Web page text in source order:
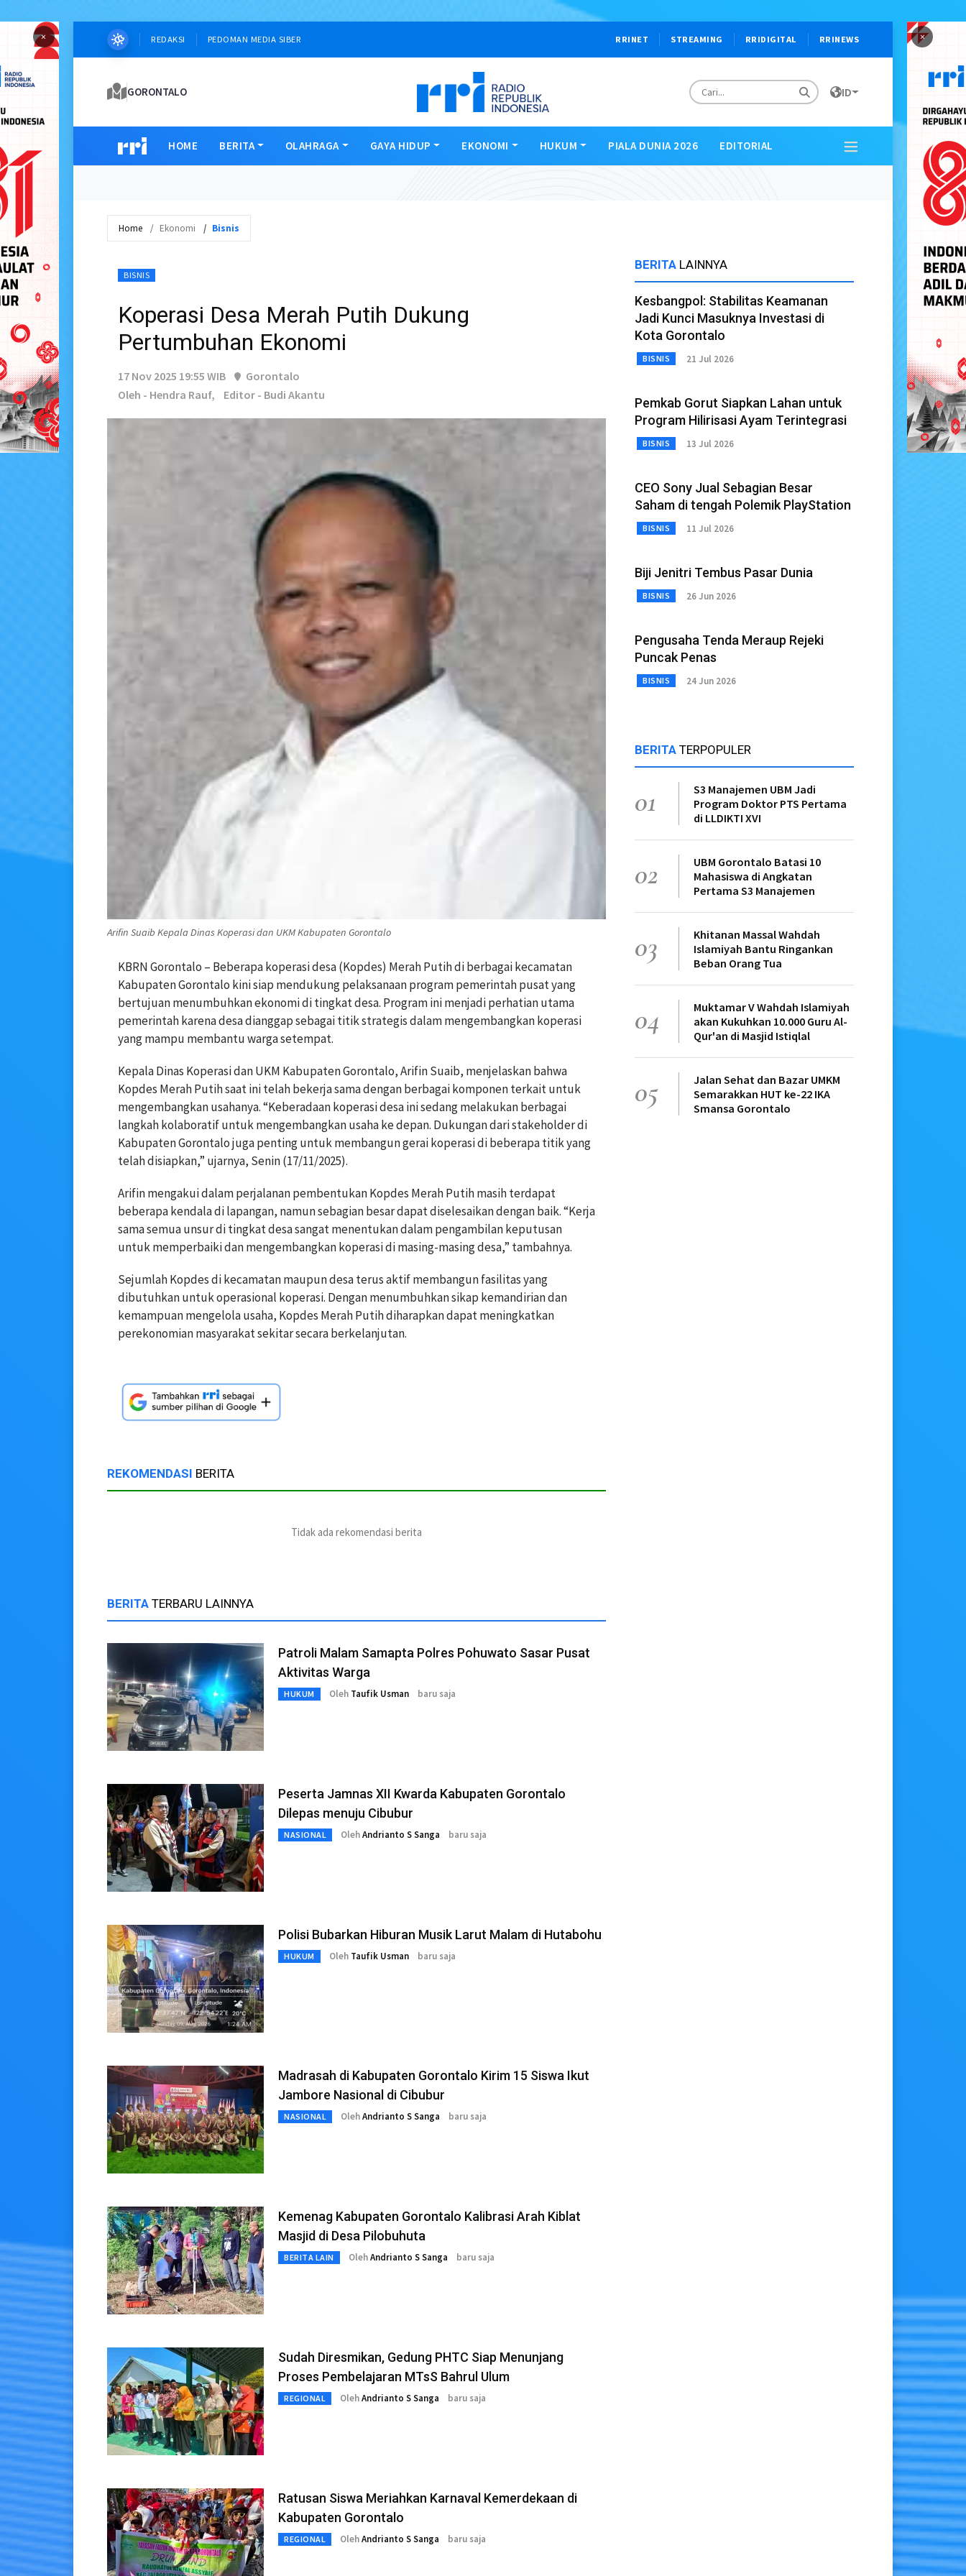
× ×
REDAKSI PEDOMAN MEDIA SIBER RRINET STREAMING RRIDIGITAL RRINEWS
GORONTALO ID
HOME BERITA OLAHRAGA GAYA HIDUP EKONOMI HUKUM PIALA DUNIA 2026 EDITORIAL
Home Ekonomi Bisnis
BISNIS
Koperasi Desa Merah Putih Dukung
Pertumbuhan Ekonomi
17 Nov 2025 19:55 WIB
Gorontalo
Oleh - Hendra Rauf,
Editor - Budi Akantu
Arifin Suaib Kepala Dinas Koperasi dan UKM Kabupaten Gorontalo
KBRN Gorontalo – Beberapa koperasi desa (Kopdes) Merah Putih di berbagai kecamatan
Kabupaten Gorontalo kini siap mendukung pelaksanaan program pemerintah pusat yang
bertujuan menumbuhkan ekonomi di tingkat desa. Program ini menjadi perhatian utama
pemerintah karena desa dianggap sebagai titik strategis dalam mengembangkan koperasi
yang mampu membantu warga setempat.
Kepala Dinas Koperasi dan UKM Kabupaten Gorontalo, Arifin Suaib, menjelaskan bahwa
Kopdes Merah Putih saat ini telah bekerja sama dengan berbagai komponen terkait untuk
mengembangkan usahanya. “Keberadaan koperasi desa ini sedang melakukan berbagai
langkah kolaboratif untuk mengembangkan usaha ke depan. Dukungan dari stakeholder di
Kabupaten Gorontalo juga penting untuk membangun gerai koperasi di beberapa titik yang
telah disiapkan,” ujarnya, Senin (17/11/2025).
Arifin mengakui dalam perjalanan pembentukan Kopdes Merah Putih masih terdapat
beberapa kendala di lapangan, namun sebagian besar dapat diselesaikan dengan baik. “Kerja
sama semua unsur di tingkat desa sangat menentukan dalam pengambilan keputusan
untuk memperbaiki dan mengembangkan koperasi di masing-masing desa,” tambahnya.
Sejumlah Kopdes di kecamatan maupun desa terus aktif membangun fasilitas yang
dibutuhkan untuk operasional koperasi. Dengan menumbuhkan sikap kemandirian dan
kemampuan mengelola usaha, Kopdes Merah Putih diharapkan dapat meningkatkan
perekonomian masyarakat sekitar secara berkelanjutan.
REKOMENDASI BERITA
Tidak ada rekomendasi berita
BERITA TERBARU LAINNYA
Patroli Malam Samapta Polres Pohuwato Sasar Pusat
Aktivitas Warga
HUKUM Oleh Taufik Usman baru saja
Peserta Jamnas XII Kwarda Kabupaten Gorontalo
Dilepas menuju Cibubur
NASIONAL OlehAndrianto S Sanga baru saja
Polisi Bubarkan Hiburan Musik Larut Malam di Hutabohu
HUKUM Oleh Taufik Usman baru saja
Madrasah di Kabupaten Gorontalo Kirim 15 Siswa Ikut
Jambore Nasional di Cibubur
NASIONAL OlehAndrianto S Sanga baru saja
Kemenag Kabupaten Gorontalo Kalibrasi Arah Kiblat
Masjid di Desa Pilobuhuta
BERITA LAIN OlehAndrianto S Sanga baru saja
Sudah Diresmikan, Gedung PHTC Siap Menunjang
Proses Pembelajaran MTsS Bahrul Ulum
REGIONAL OlehAndrianto S Sanga baru saja
Ratusan Siswa Meriahkan Karnaval Kemerdekaan di
Kabupaten Gorontalo
REGIONAL OlehAndrianto S Sanga baru saja
BERITA LAINNYA
Kesbangpol: Stabilitas Keamanan
Jadi Kunci Masuknya Investasi di
Kota Gorontalo
BISNIS 21 Jul 2026
Pemkab Gorut Siapkan Lahan untuk
Program Hilirisasi Ayam Terintegrasi
BISNIS 13 Jul 2026
CEO Sony Jual Sebagian Besar
Saham di tengah Polemik PlayStation
BISNIS 11 Jul 2026
Biji Jenitri Tembus Pasar Dunia
BISNIS 26 Jun 2026
Pengusaha Tenda Meraup Rejeki
Puncak Penas
BISNIS 24 Jun 2026
BERITA TERPOPULER
01
S3 Manajemen UBM Jadi
Program Doktor PTS Pertama
di LLDIKTI XVI
02
UBM Gorontalo Batasi 10
Mahasiswa di Angkatan
Pertama S3 Manajemen
03
Khitanan Massal Wahdah
Islamiyah Bantu Ringankan
Beban Orang Tua
04
Muktamar V Wahdah Islamiyah
akan Kukuhkan 10.000 Guru Al-
Qur'an di Masjid Istiqlal
05
Jalan Sehat dan Bazar UMKM
Semarakkan HUT ke-22 IKA
Smansa Gorontalo